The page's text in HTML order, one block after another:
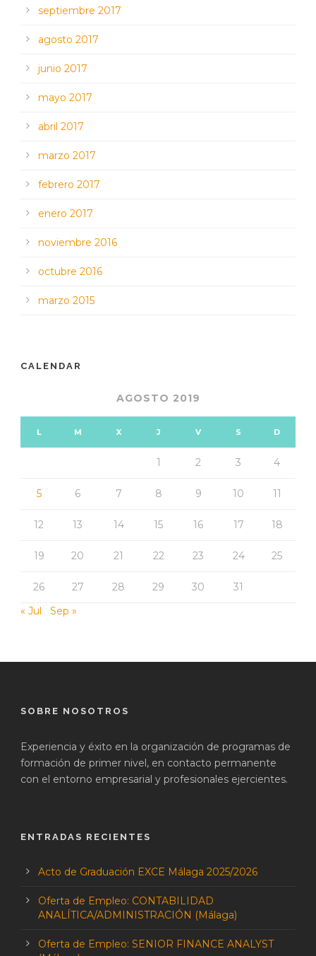
septiembre 2017
agosto 2017
junio 2017
mayo 2017
abril 2017
marzo 2017
febrero 2017
enero 2017
noviembre 2016
octubre 2016
marzo 2015
CALENDAR
AGOSTO 2019
L M X J V S D
1 2 3 4
5 6 7 8 9 10 11
12 13 14 15 16 17 18
19 20 21 22 23 24 25
26 27 28 29 30
31
« Jul
Sep »
SOBRE NOSOTROS
Experiencia y éxito en la organización de programas de
formación de primer nivel, en contacto permanente
con el entorno empresarial y profesionales ejercientes.
ENTRADAS RECIENTES
Acto de Graduación EXCE Málaga 2025/2026
Oferta de Empleo: CONTABILIDAD
ANALÍTICA/ADMINISTRACIÓN (Málaga)
Oferta de Empleo: SENIOR FINANCE ANALYST